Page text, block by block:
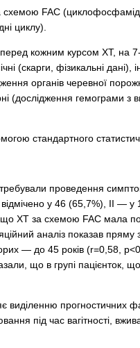
схемою FAC
циклу).
перед кожним курсом ХТ, на
(скарги, фізикальні
органів черевної
(дослідження гемограми
стан­дар­тного
проведення
у 46 (65,7%), ІІ —
ХТ за схемою FAC мала
аналіз показав пряму
— до 45 років (r=0,58,
що в групі пацієнток,
прогностичних
під час вагітності,